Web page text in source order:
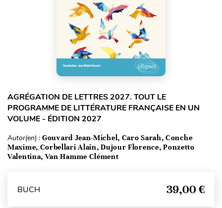
AGRÉGATION DE LETTRES 2027. TOUT LE
PROGRAMME DE LITTÉRATURE FRANÇAISE EN UN
VOLUME - ÉDITION 2027
Autor(en) : Gouvard Jean-Michel, Caro Sarah, Conche
Maxime, Corbellari Alain, Dujour Florence, Ponzetto
Valentina, Van Hamme Clément
BUCH 39,00 €